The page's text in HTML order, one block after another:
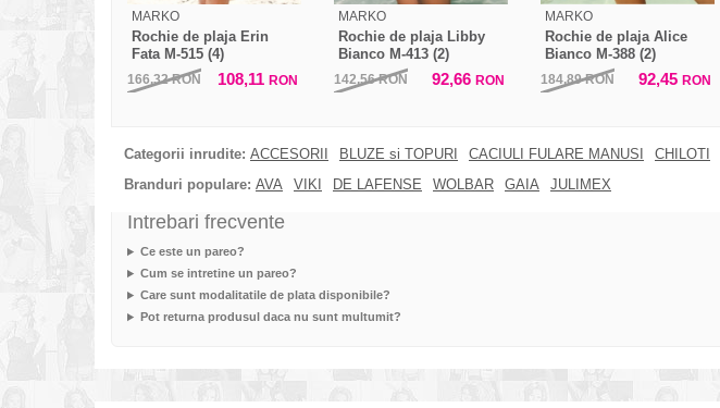
MARKO
Rochie de plaja Erin
Fata M-515 (4)
166,32RON 108,11 RON
MARKO
Rochie de plaja Libby
Bianco M-413 (2)
142,56RON 92,66 RON
MARKO
Rochie de plaja Alice
Bianco M-388 (2)
184,89RON 92,45 RON
Categorii inrudite: ACCESORII BLUZE si TOPURI CACIULI FULARE MANUSI CHILOTI
Branduri populare: AVA VIKI DE LAFENSE WOLBAR GAIA JULIMEX
Intrebari frecvente
Ce este un pareo?
Cum se intretine un pareo?
Care sunt modalitatile de plata disponibile?
Pot returna produsul daca nu sunt multumit?